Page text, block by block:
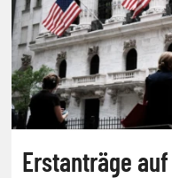
Erstanträge